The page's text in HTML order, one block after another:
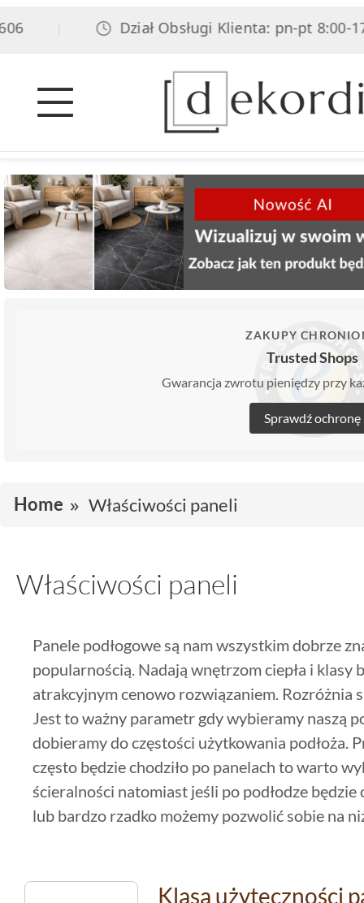
Dział Obsługi Klienta: pn-pt 8:00-
ZAKUPY
Trusted Shops
Gwarancja zwrotu pieniędzy przy
Sprawdź ochronę
Home Właściwości paneli
Właściwości paneli
Panele podłogowe są nam wszystkim dobrze
popularnością. Nadają wnętrzom ciepła i klasy
atrakcyjnym cenowo rozwiązaniem. Rozróżnia
Jest to ważny parametr gdy wybieramy naszą
dobieramy do częstości użytkowania podłoża.
często będzie chodziło po panelach to warto
ścieralności natomiast jeśli po podłodze będzie
lub bardzo rzadko możemy pozwolić sobie na
Klasa użyteczności